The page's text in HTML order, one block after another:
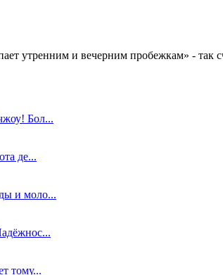
утренним и вечерним пробежкам» -
Бол...
де...
и моло...
тому...